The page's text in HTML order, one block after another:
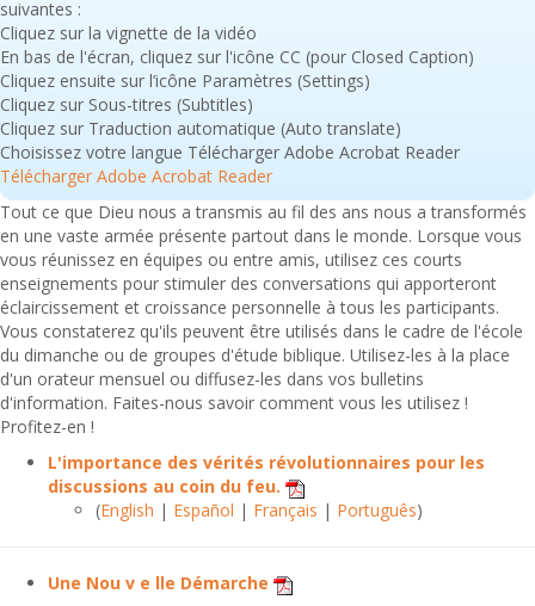
suivantes :
Cliquez sur la vignette de la vidéo
En bas de l'écran, cliquez sur l'icône CC (pour Closed Caption)
Cliquez ensuite sur l’icône Paramètres (Settings)
Cliquez sur Sous-titres (Subtitles)
Cliquez sur Traduction automatique (Auto translate)
Choisissez votre langue Télécharger Adobe Acrobat Reader
Télécharger Adobe Acrobat Reader
Tout ce que Dieu nous a transmis au fil des ans nous a transformés
en une vaste armée présente partout dans le monde. Lorsque vous
vous réunissez en équipes ou entre amis, utilisez ces courts
enseignements pour stimuler des conversations qui apporteront
éclaircissement et croissance personnelle à tous les participants.
Vous constaterez qu'ils peuvent être utilisés dans le cadre de l'école
du dimanche ou de groupes d'étude biblique. Utilisez-les à la place
d'un orateur mensuel ou diffusez-les dans vos bulletins
d'information. Faites-nous savoir comment vous les utilisez !
Profitez-en !
L'importance des vérités révolutionnaires pour les
discussions au coin du feu.
(English | Español | Français | Português)
Une Nou v e lle Démarche